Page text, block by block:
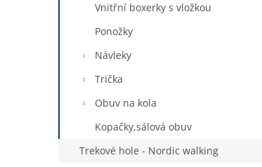
Vnitřní boxerky s vložkou
Ponožky
Návleky
Trička
Obuv na kola
Kopačky,sálová obuv
Trekové hole - Nordic walking